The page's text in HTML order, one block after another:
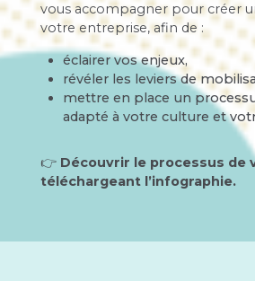
vous accompagner pour créer
votre entreprise, afin de :
éclairer vos enjeux,
révéler les leviers de
mettre en place un
adapté à votre culture et
👉 Découvrir le processus de
téléchargeant l’infographie.